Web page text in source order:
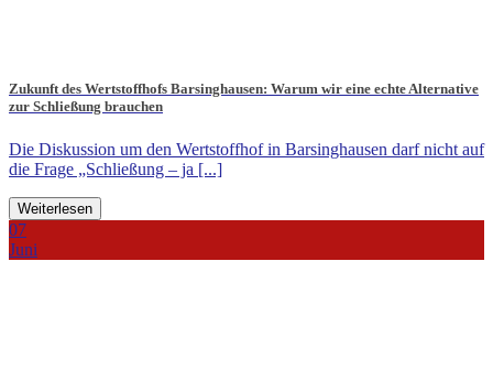
Zukunft des Wertstoffhofs Barsinghausen: Warum wir eine echte Alternative
zur Schließung brauchen
Die Diskussion um den Wertstoffhof in Barsinghausen darf nicht auf
die Frage „Schließung – ja [...]
Weiterlesen
07
Juni